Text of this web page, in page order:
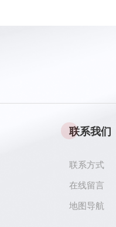
联系我们
联系方式
在线留言
地图导航